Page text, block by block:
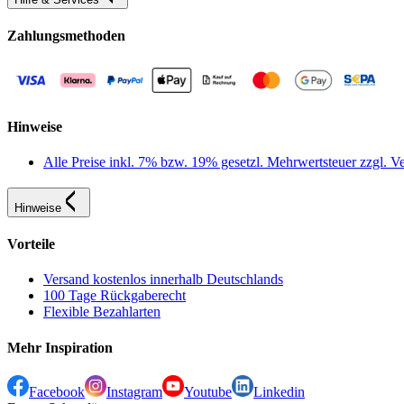
Zahlungsmethoden
Hinweise
Alle Preise inkl. 7% bzw. 19% gesetzl. Mehrwertsteuer zzgl.
Hinweise
Vorteile
Versand kostenlos innerhalb Deutschlands
100 Tage Rückgaberecht
Flexible Bezahlarten
Mehr Inspiration
Facebook Instagram Youtube
Linkedin